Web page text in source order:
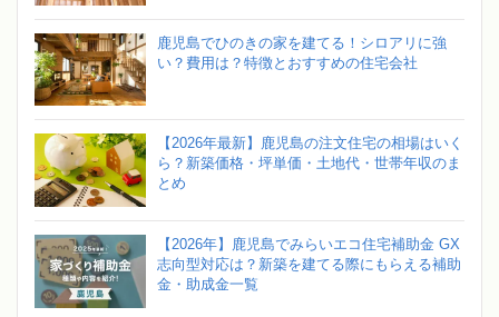
鹿児島でひのきの家を建てる！シロアリに強
い？費用は？特徴とおすすめの住宅会社
【2026年最新】鹿児島の注文住宅の相場はいく
ら？新築価格・坪単価・土地代・世帯年収のま
とめ
【2026年】鹿児島でみらいエコ住宅補助金 GX
志向型対応は？新築を建てる際にもらえる補助
金・助成金一覧